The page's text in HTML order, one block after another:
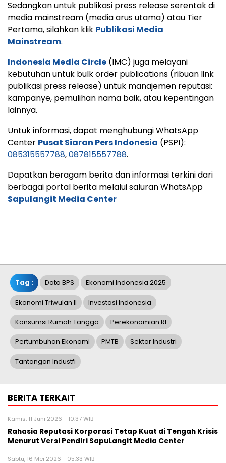
Sedangkan untuk publikasi press release serentak di
media mainstream (media arus utama) atau Tier
Pertama, silahkan klik Publikasi Media
Mainstream.
Indonesia Media Circle (IMC) juga melayani
kebutuhan untuk bulk order publications (ribuan link
publikasi press release) untuk manajemen reputasi:
kampanye, pemulihan nama baik, atau kepentingan
lainnya.
Untuk informasi, dapat menghubungi WhatsApp
Center Pusat Siaran Pers Indonesia (PSPI):
085315557788,087815557788.
Dapatkan beragam berita dan informasi terkini dari
berbagai portal berita melalui saluran WhatsApp
Sapulangit Media Center
Tag : Data BPS Ekonomi Indonesia 2025
Ekonomi Triwulan II Investasi Indonesia
Konsumsi Rumah Tangga Perekonomian RI
Pertumbuhan Ekonomi PMTB Sektor Industri
Tantangan Industfi
BERITA TERKAIT
Kamis, 11 Juni 2026 - 10:37 WIB
Rahasia Reputasi Korporasi Tetap Kuat di Tengah Krisis
Menurut Versi Pendiri SapuLangit Media Center
Sabtu, 16 Mei 2026 - 05:33 WIB